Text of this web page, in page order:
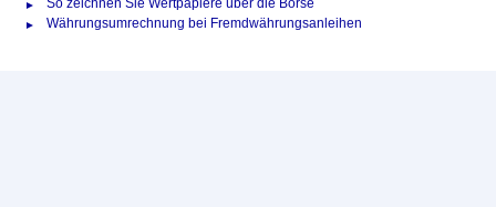
So zeichnen Sie Wertpapiere über die Börse
Währungsumrechnung bei Fremdwährungsanleihen